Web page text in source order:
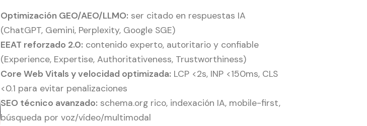
Optimización GEO/AEO/LLMO: ser citado en respuestas IA
(ChatGPT, Gemini, Perplexity, Google SGE)
EEAT reforzado 2.0: contenido experto, autoritario y confiable
(Experience, Expertise, Authoritativeness, Trustworthiness)
Core Web Vitals y velocidad optimizada: LCP <2s, INP <150ms, CLS
<0.1 para evitar penalizaciones
SEO técnico avanzado: schema.org rico, indexación IA, mobile-first,
búsqueda por voz/vídeo/multimodal